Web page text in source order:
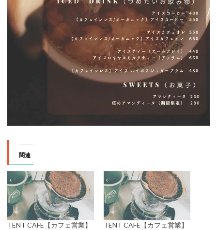
関連
TENT CAFE【カフェ営業】
TENT CAFE【カフェ営業】